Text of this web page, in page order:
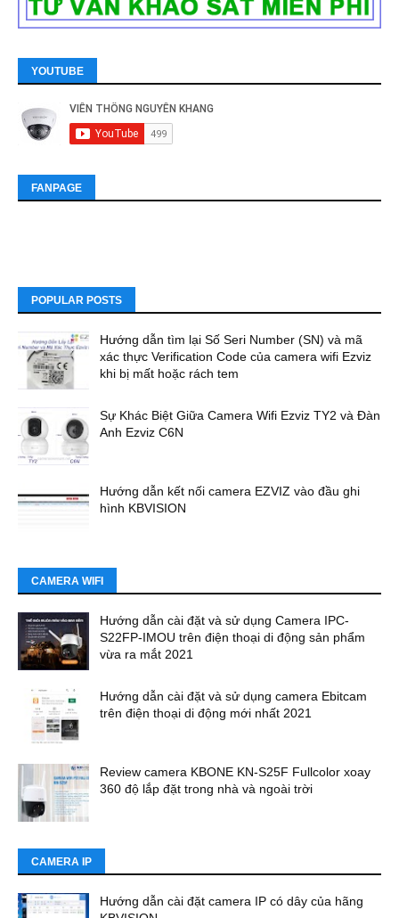
YOUTUBE
FANPAGE
POPULAR POSTS
Hướng dẫn tìm lại Số Seri Number (SN) và mã
xác thực Verification Code của camera wifi Ezviz
khi bị mất hoặc rách tem
Sự Khác Biệt Giữa Camera Wifi Ezviz TY2 và Đàn
Anh Ezviz C6N
Hướng dẫn kết nối camera EZVIZ vào đầu ghi
hình KBVISION
CAMERA WIFI
Hướng dẫn cài đặt và sử dụng Camera IPC-
S22FP-IMOU trên điện thoại di động sản phẩm
vừa ra mắt 2021
Hướng dẫn cài đặt và sử dụng camera Ebitcam
trên điện thoại di động mới nhất 2021
Review camera KBONE KN-S25F Fullcolor xoay
360 độ lắp đặt trong nhà và ngoài trời
CAMERA IP
Hướng dẫn cài đặt camera IP có dây của hãng